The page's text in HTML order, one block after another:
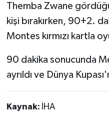
Themba Zwane
kişi bırakırken, 90+2.
Montes kırmızı kartla
90 dakika sonucunda
ayrıldı ve Dünya
Kaynak: İHA